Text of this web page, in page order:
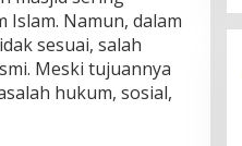
Islam. Namun, dalam
sesuai, salah
Meski tujuannya
hukum, sosial,